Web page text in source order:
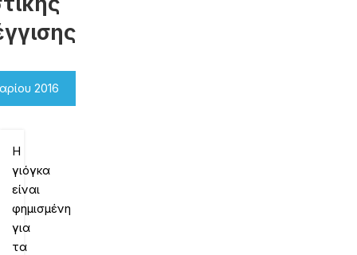
2016
Η
γιόγκα
είναι
φημισμένη
για
τα